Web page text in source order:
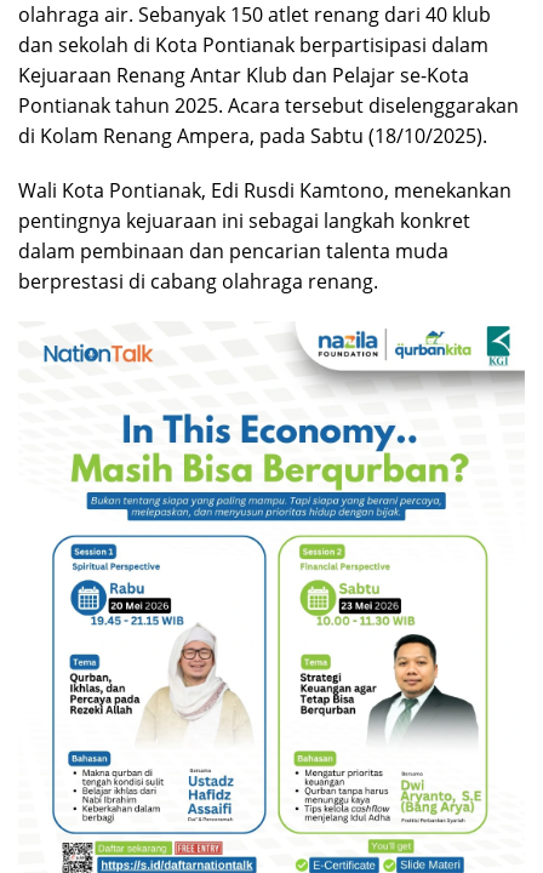
olahraga air. Sebanyak 150 atlet renang dari 40 klub
dan sekolah di Kota Pontianak berpartisipasi dalam
Kejuaraan Renang Antar Klub dan Pelajar se-Kota
Pontianak tahun 2025. Acara tersebut diselenggarakan
di Kolam Renang Ampera, pada Sabtu (18/10/2025).
Wali Kota Pontianak, Edi Rusdi Kamtono, menekankan
pentingnya kejuaraan ini sebagai langkah konkret
dalam pembinaan dan pencarian talenta muda
berprestasi di cabang olahraga renang.